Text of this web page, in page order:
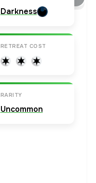
Darkness
RETREAT COST
RARITY
Uncommon